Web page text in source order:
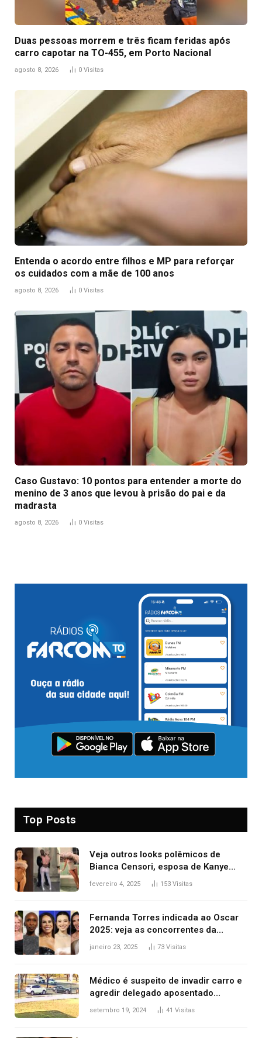
Duas pessoas morrem e três ficam feridas após
carro capotar na TO-455, em Porto Nacional
agosto 8, 2026 0 Visitas
Entenda o acordo entre filhos e MP para reforçar
os cuidados com a mãe de 100 anos
agosto 8, 2026 0 Visitas
Caso Gustavo: 10 pontos para entender a morte do
menino de 3 anos que levou à prisão do pai e da
madrasta
agosto 8, 2026 0 Visitas
Top Posts
Veja outros looks polêmicos de
Bianca Censori, esposa de Kanye
West que apareceu nua no Grammy
fevereiro 4, 2025 153 Visitas
Fernanda Torres indicada ao Oscar
2025: veja as concorrentes da
brasileira a melhor atriz
janeiro 23, 2025 73 Visitas
Médico é suspeito de invadir carro e
agredir delegado aposentado
durante confusão no trânsito
setembro 19, 2024 41 Visitas